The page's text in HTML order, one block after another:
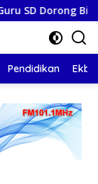
Bimtek
Pendidikan Ekbis